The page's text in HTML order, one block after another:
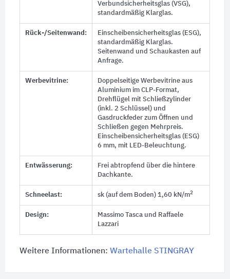
Verbundsicherheitsglas (VSG),
standardmäßig Klarglas.
Rück-/Seitenwand:
Einscheibensicherheitsglas (ESG),
standardmäßig Klarglas.
Seitenwand und Schaukasten auf
Anfrage.
Werbevitrine:
Doppelseitige Werbevitrine aus
Aluminium im CLP-Format,
Drehflügel mit Schließzylinder
(inkl. 2 Schlüssel) und
Gasdruckfeder zum Öffnen und
Schließen gegen Mehrpreis.
Einscheibensicherheitsglas (ESG)
6 mm, mit LED-Beleuchtung.
Entwässerung:
Frei abtropfend über die hintere
Dachkante.
Schneelast: sk (auf dem Boden) 1,60 kN/m2
Design:
Massimo Tasca und Raffaele
Lazzari
Weitere Informationen: Wartehalle STINGRAY